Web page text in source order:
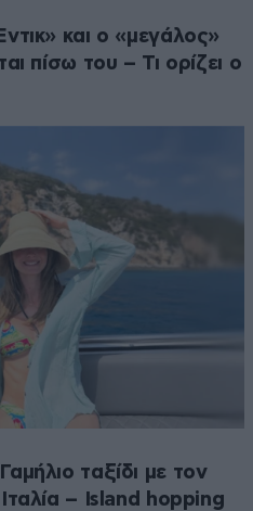
και ο «μεγάλος»
πίσω του – Τι ορίζει ο
ταξίδι με τον
– Island hopping